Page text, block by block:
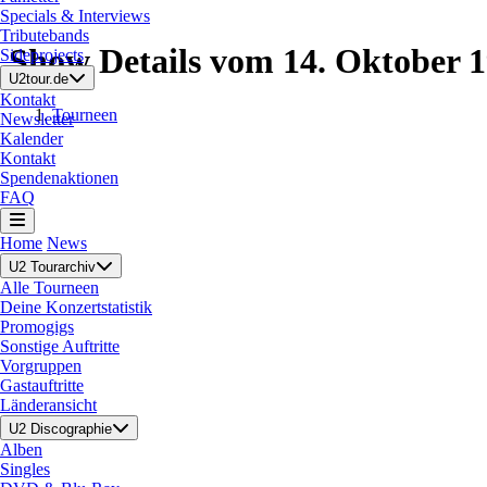
Specials & Interviews
Tributebands
Sideprojects
U2tour.de
Kontakt
Newsletter
Kalender
Kontakt
Spendenaktionen
FAQ
Home News
U2 Tourarchiv
Alle Tourneen
Deine Konzertstatistik
Promogigs
Sonstige Auftritte
Vorgruppen
Gastauftritte
Länderansicht
U2 Discographie
Alben
Singles
Show Details vom 14. Oktober
Tourneen